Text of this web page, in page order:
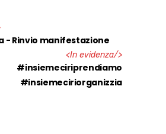
- Rinvio manifestazione
<In evidenza/>
#insiemeciriprendiamo
#insiemeciriorganizzia